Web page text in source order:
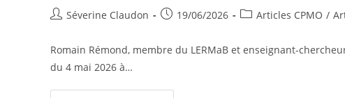
Séverine Claudon 19/06/2026 Articles CPMO /
Romain Rémond, membre du LERMaB et enseignant-
du 4 mai 2026 à…